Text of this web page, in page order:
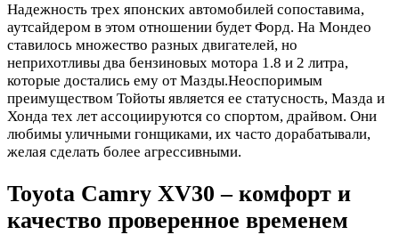
Надежность трех японских автомобилей сопоставима,
аутсайдером в этом отношении будет Форд. На Мондео
ставилось множество разных двигателей, но
неприхотливы два бензиновых мотора 1.8 и 2 литра,
которые достались ему от Мазды.Неоспоримым
преимуществом Тойоты является ее статусность, Мазда и
Хонда тех лет ассоциируются со спортом, драйвом. Они
любимы уличными гонщиками, их часто дорабатывали,
желая сделать более агрессивными.
Toyota Camry XV30 – комфорт и
качество проверенное временем